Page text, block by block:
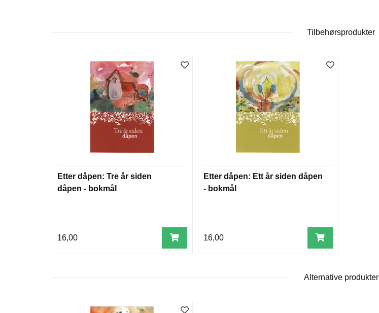
Tilbehørsprodukter
Etter dåpen: Tre år siden
dåpen - bokmål
16,00
Etter dåpen: Ett år siden dåpen
- bokmål
16,00
Alternative produkter